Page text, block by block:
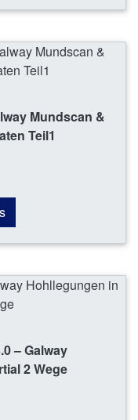
Mundscan &
Teil1
– Galway
2 Wege